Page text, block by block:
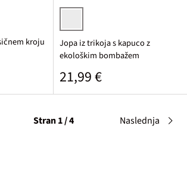
kroju
črna
Jopa iz trikoja s kapuco z
ekološkim bombažem
Običajna cena
21,99 €
Stran 1 / 4 Naslednja